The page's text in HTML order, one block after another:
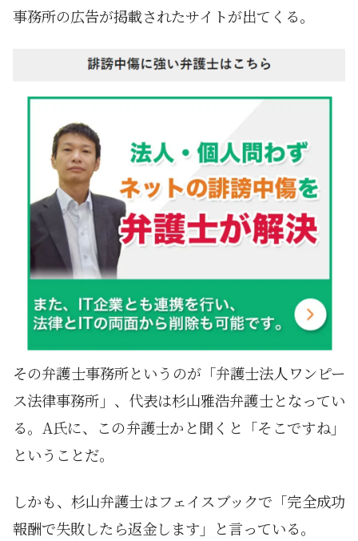
事務所の広告が掲載されたサイトが出てくる。
その弁護士事務所というのが「弁護士法人ワンピー
ス法律事務所」、代表は杉山雅浩弁護士となってい
る。A氏に、この弁護士かと聞くと「そこですね」
ということだ。
しかも、杉山弁護士はフェイスブックで「完全成功
報酬で失敗したら返金します」と言っている。